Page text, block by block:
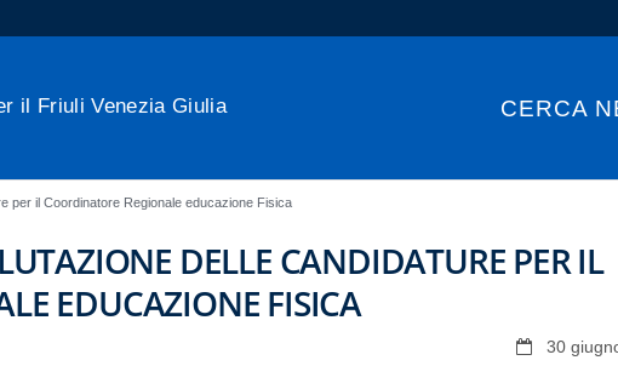
il Friuli Venezia Giulia CERCA
per il Coordinatore Regionale educazione Fisica
DELLE CANDIDATURE PER IL
EDUCAZIONE FISICA
30